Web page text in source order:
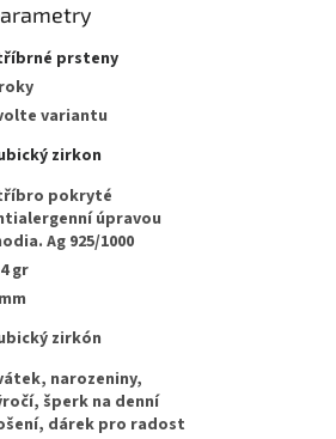
prsteny
variantu
zirkon
pokryté
úpravou
Ag 925/1000
gr
zirkón
narozeniny,
šperk na denní
dárek pro radost